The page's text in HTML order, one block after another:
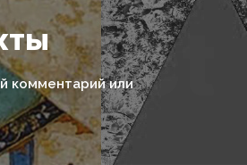
комментарий или